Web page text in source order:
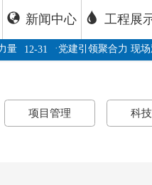
新闻中心 工程展
12-31 ·党建引领聚合力 现场观
项目管理 科